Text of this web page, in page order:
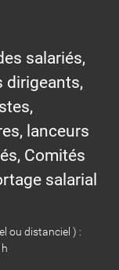
salariés,
dirigeants,
lanceurs
Comités
salarial
ou distanciel ) :